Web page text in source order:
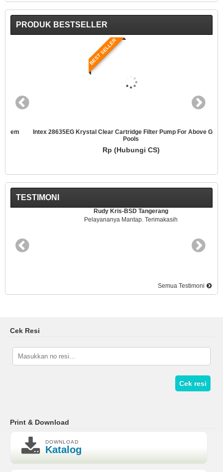
PRODUK BESTSELLER
BEST SELLER
Intex 28635EG Krystal Clear Cartridge Filter Pump For Above Ground
Rp (Hubungi CS)
TESTIMONI
Rudy Kris-BSD Tangerang
Pelayananya Mantap. Terimakasih
Semua Testimoni
Cek Resi
Cek resi
Print & Download
DOWNLOAD
Katalog